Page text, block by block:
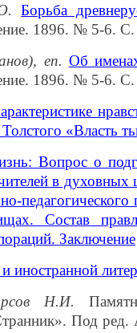
Борьба
1896. № 5-6.
еп. Об
1896. № 5-6.
«Власть
Вопрос о
в
Состав
Заключение
иностранной
Н.И.
Под